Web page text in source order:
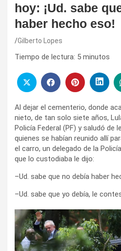
hoy: ¡Ud. sabe
haber hecho eso!
Gilberto Lopes
Tiempo de lectura: 5 minutos
Al dejar el cementerio, donde
nieto, de tan solo siete años,
Policía Federal (PF) y saludó de
quienes se habían reunido allí
el carro, un delegado de la
que lo custodiaba le dijo:
–Ud. sabe que no debía haber
–Ud. sabe que yo debía, le